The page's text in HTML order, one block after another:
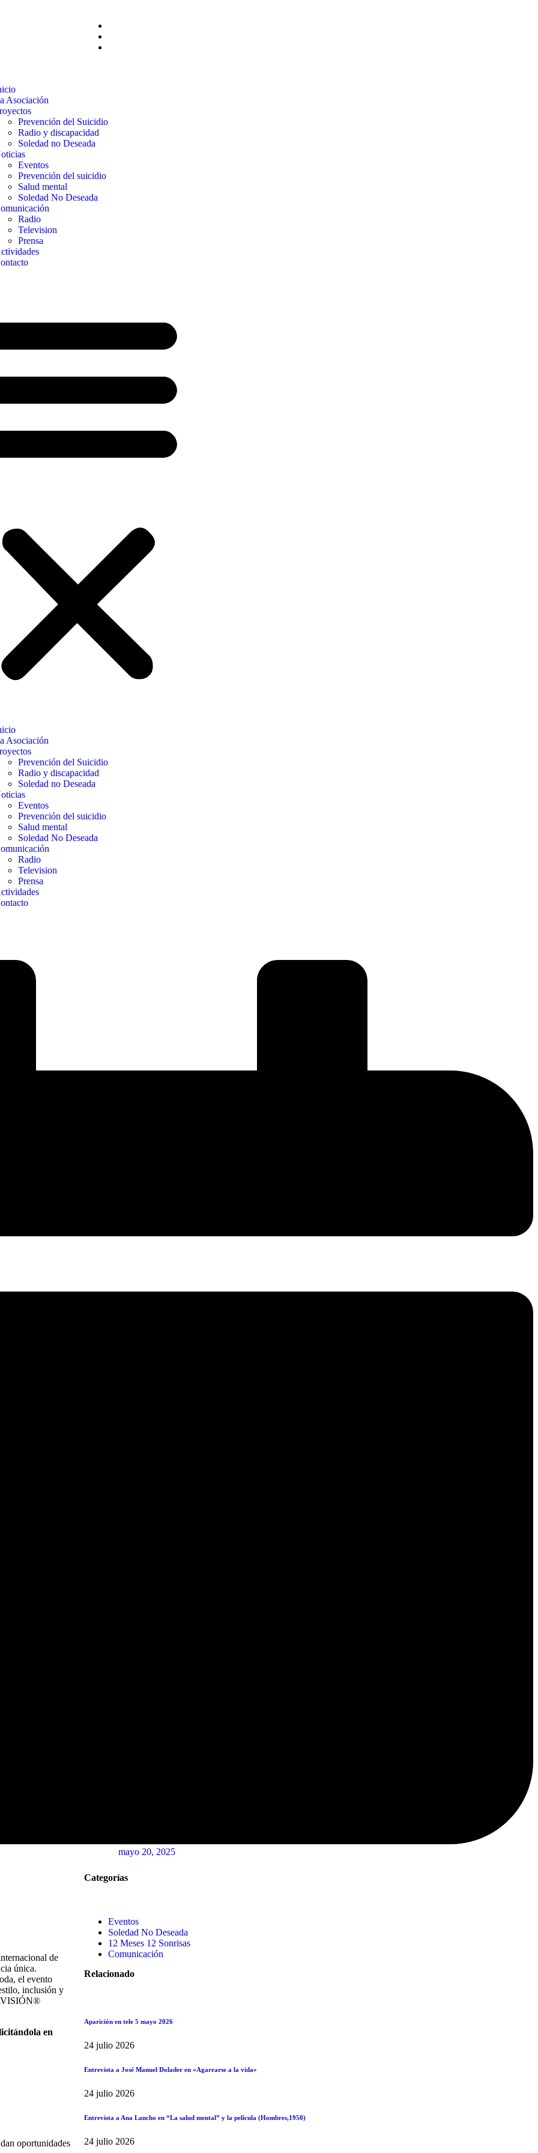
Asociación
Prevención del Suicidio
Radio y discapacidad
Soledad no Deseada
Eventos
Prevención del suicidio
Salud mental
Soledad No Deseada
Radio
Television
Prensa
Asociación
Prevención del Suicidio
Radio y discapacidad
Soledad no Deseada
Eventos
Prevención del suicidio
Salud mental
Soledad No Deseada
Radio
Television
Prensa
mayo 20, 2025
de
única.
el evento
inclusión y
en
oportunidades
Categorías
Eventos
Soledad No Deseada
12 Meses 12 Sonrisas
Comunicación
Relacionado
Aparición en tele 5 mayo 2026
24 julio 2026
Entrevista a José Manuel Dolader en «Agarrarse a la vida»
24 julio 2026
Entrevista a Ana Lancho en “La salud mental” y la película (Hombres,1950)
24 julio 2026